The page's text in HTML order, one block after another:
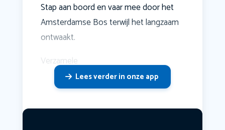
Stap aan boord en vaar mee door het
Amsterdamse Bos terwijl het langzaam
ontwaakt.
Verzamele
Lees verder in onze app